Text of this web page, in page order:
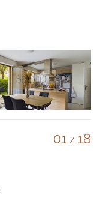
01 / 18